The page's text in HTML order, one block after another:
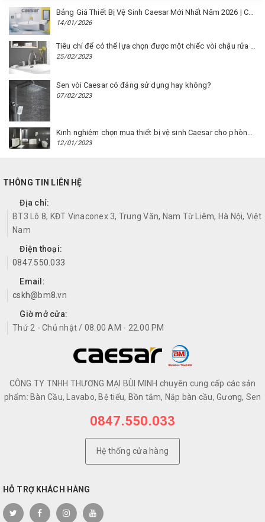
Bảng Giá Thiết Bị Vệ Sinh Caesar Mới Nhất Năm 2026 | Cập Nhật Liên Tục Tại BM8.VN
14/01/2026
25/02/2023
Sen vòi Caesar có đáng sử dụng hay không?
07/02/2023
12/01/2023
THÔNG TIN LIÊN HỆ
Địa chỉ:
BT3 Lô 8, KĐT Vinaconex 3, Trung Văn, Nam Từ Liêm, Hà Nội, Việt
Nam
Điện thoại:
0847.550.033
Email:
cskh@bm8.vn
Giờ mở cửa:
Thứ 2 - Chủ nhật / 08.00 AM - 22.00 PM
CÔNG TY TNHH THƯƠNG MẠI BÙI MINH chuyên cung cấp các sản
phẩm: Bàn Cầu, Lavabo, Bệ tiểu, Bồn tắm, Nắp bàn cầu, Gương, Sen
0847.550.033
Hệ thống cửa hàng
HỖ TRỢ KHÁCH HÀNG